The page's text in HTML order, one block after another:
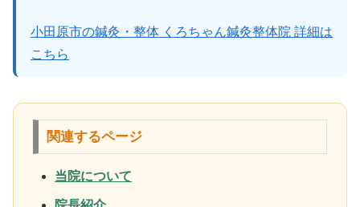
小田原市の鍼灸・整体 くろちゃん鍼灸整体院 詳細は
こちら
関連するページ
当院について